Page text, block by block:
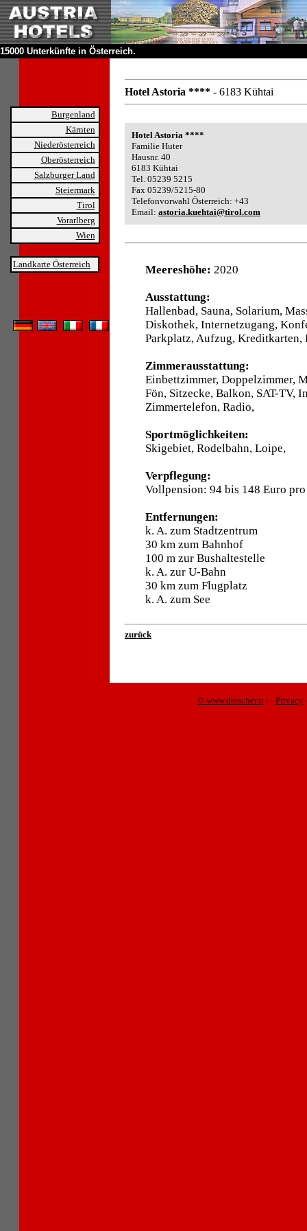
15000 Unterkünfte in Österreich.
Burgenland
Kärnten
Niederösterreich
Oberösterreich
Salzburger Land
Steiermark
Tirol
Vorarlberg
Wien
Landkarte Österreich
Hotel Astoria **** - 6183 Kühtai
Hotel Astoria ****
Familie Huter
Hausnr. 40
6183 Kühtai
Tel. 05239 5215
Fax 05239/5215-80
Telefonvorwahl Österreich: +43
Email: astoria.kuehtai@tirol.com
Meereshöhe: 2020
Ausstattung:
Hallenbad, Sauna, Solarium,
Diskothek, Internetzugang,
Parkplatz, Aufzug, Kreditkarten,
Zimmerausstattung:
Einbettzimmer, Doppelzimmer,
Fön, Sitzecke, Balkon, SAT-TV,
Zimmertelefon, Radio,
Sportmöglichkeiten:
Skigebiet, Rodelbahn, Loipe,
Verpflegung:
Vollpension: 94 bis 148 Euro pro
Entfernungen:
k. A. zum Stadtzentrum
30 km zum Bahnhof
100 m zur Bushaltestelle
k. A. zur U-Bahn
30 km zum Flugplatz
k. A. zum See
zurück
© www.drescher.it - - Privacy